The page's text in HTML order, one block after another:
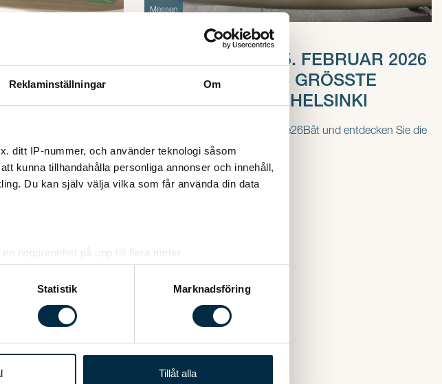
Reklaminställningar Om
ditt IP-nummer, och använder teknologi såsom
kunna tillhandahålla personliga annonser och innehåll,
Du kan själv välja vilka som får använda din data
noggrannhet på upp till flera meter
kännetecken (fingeravtryck)
in dina preferenser i
detaljsektionen. Du kan ändra
identifierare och annan information från din enhet
med. Dessa kan i sin tur kombinera informationen
Statistik Marknadsföring
Tillåt alla
Allt för sjön öppnar,
och den 12–15 mars
och är det
Skanstull
vårt sortiment och
att besöka oss.
Messen
VENE26BÅT, 6.–15. FEBRUAR 2026
– NORDEUROPAS GRÖSSTE B
OOTSMESSE IN HELSINKI
Besuchen Sie uns auf der Vene26Båt und entdecken Sie die
neuesten Linder-Highlights.